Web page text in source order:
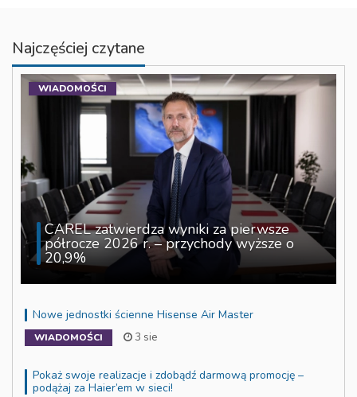
Najczęściej czytane
CAREL zatwierdza wyniki za pierwsze
półrocze 2026 r. – przychody wyższe o
20,9%
WIADOMOŚCI
Nowe jednostki ścienne Hisense Air Master
WIADOMOŚCI 3 sie
Pokaż swoje realizacje i zdobądź darmową promocję –
podążaj za Haier’em w sieci!